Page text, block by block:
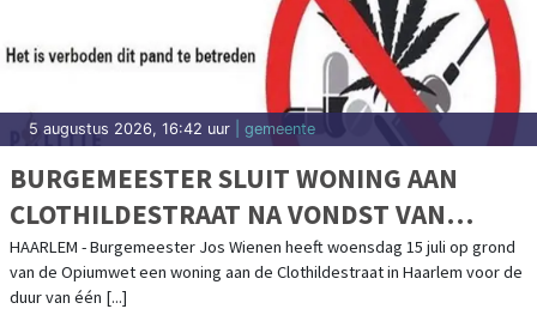
5 augustus 2026, 16:42 uur | gemeente
BURGEMEESTER SLUIT WONING AAN
CLOTHILDESTRAAT NA VONDST VAN
DRUGS
HAARLEM - Burgemeester Jos Wienen heeft woensdag 15 juli op grond
van de Opiumwet een woning aan de Clothildestraat in Haarlem voor de
duur van één [...]